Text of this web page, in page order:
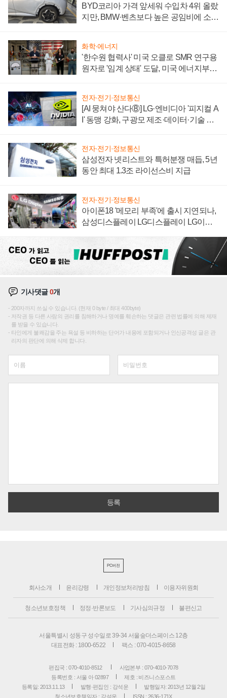
BYD코리아 가격 앞세워 수입차 4위 올랐
지만, BMW·벤츠보다 높은 공임비에 소비
화학·에너지
'한수원 협력사' 미국 오클로 SMR 연구용
원자로 '임계 상태' 도달, 미국 에너지부
전자·전기·정보통신
[AI 뭉쳐야 산다⑧] LG·엔비디아 '피지컬 A
I' 동맹 강화, 구광모 제조·데이터·기술 결
전자·전기·정보통신
삼성전자 넷리스트와 특허분쟁 매듭, 5년
동안 최대 1.3조 라이선스비 지급
전자·전기·정보통신
아이폰18 '메모리 부족'에 출시 지연되나,
삼성디스플레이 LG디스플레이 LG이노
기사댓글0개
200자까지 쓰실 수 있습니다. (현재 0 byte / 최대 400byte)
저작권 등 다른 사람의 권리를 침해하거나 명예를 훼손하는 댓글은 관련 법률에 의해 제재
를 받을 수 있습니다.
타인에게 불쾌감을 주는 욕설 등 비하하는 단어가 내용에 포함되거나 인신공격성 글은 관
리자의 판단에 의해 삭제 합니다.
PC버전
회사소개 윤리강령 개인정보처리방침 이용자위원회
청소년보호정책 정정·반론보도 기사심의규정 불편신고
서울특별시 성동구 성수일로 39-34 서울숲더스페이스 12층
대표전화 : 1800-6522
팩스 : 070-4015-8658
편집국 : 070-4010-8512
사업본부 : 070-4010-7078
등록번호 : 서울 아 02897
제호 : 비즈니스포스트
등록일: 2013.11.13
발행·편집인 : 강석운
발행일자: 2013년 12월 2일
청소년보호책임자 : 강석운
ISSN : 2636-171X